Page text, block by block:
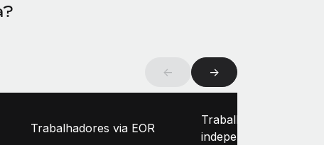
← →
Trabalhadores via EOR
Trabalhadores
independentes